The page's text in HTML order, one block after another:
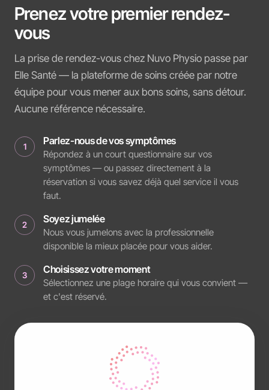
Prenez votre premier rendez-
vous
La prise de rendez-vous chez Nuvo Physio passe par
Elle Santé — la plateforme de soins créée par notre
équipe pour vous mener aux bons soins, sans détour.
Aucune référence nécessaire.
1 Parlez-nous de vos symptômes
Répondez à un court questionnaire sur vos
symptômes — ou passez directement à la
réservation si vous savez déjà quel service il vous
faut.
2 Soyez jumelée
Nous vous jumelons avec la professionnelle
disponible la mieux placée pour vous aider.
3 Choisissez votre moment
Sélectionnez une plage horaire qui vous convient —
et c'est réservé.